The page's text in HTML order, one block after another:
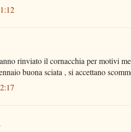
rinviato il cornacchia per motivi
buona sciata , si accettano